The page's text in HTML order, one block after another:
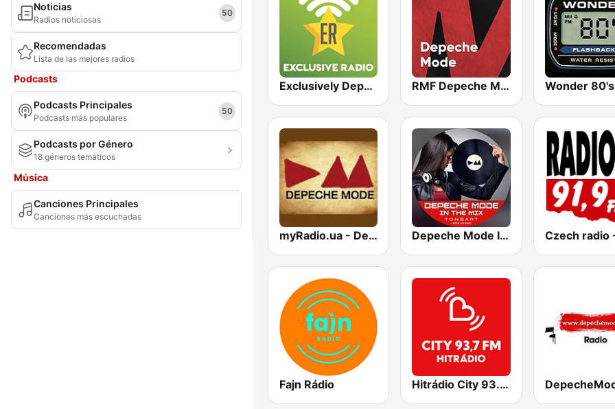
Noticias
Radios noticiosas
50
Recomendadas
Lista de las mejores radios
Podcasts
Podcasts Principales
Podcasts más populares
50
Podcasts por Género
18 géneros temáticos
Música
Canciones Principales
Canciones más escuchadas
Exclusively Depeche Mode RMF Depeche Mode Wonder 80's
myRadio.ua - Depeche Mode Depeche Mode In The Mix
Fajn Rádio Hitrádio City 93.7 FM